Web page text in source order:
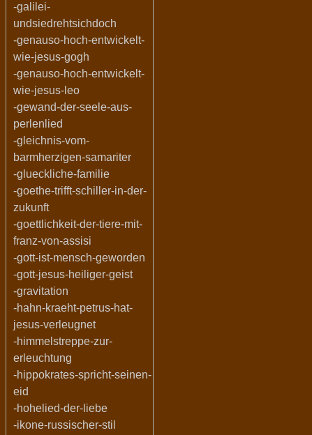
-galilei-
undsiedrehtsichdoch
-genauso-hoch-entwickelt-
wie-jesus-gogh
-genauso-hoch-entwickelt-
wie-jesus-leo
-gewand-der-seele-aus-
perlenlied
-gleichnis-vom-
barmherzigen-samariter
-glueckliche-familie
-goethe-trifft-schiller-in-der-
zukunft
-goettlichkeit-der-tiere-mit-
franz-von-assisi
-gott-ist-mensch-geworden
-gott-jesus-heiliger-geist
-gravitation
-hahn-kraeht-petrus-hat-
jesus-verleugnet
-himmelstreppe-zur-
erleuchtung
-hippokrates-spricht-seinen-
eid
-hohelied-der-liebe
-ikone-russischer-stil